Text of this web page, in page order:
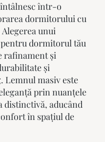
întâlnesc într-o
dormitorului cu
Alegerea unui
dormitorul tău
rafinament și
și
Lemnul masiv este
prin nuanțele
distinctivă, aducând
în spațiul de